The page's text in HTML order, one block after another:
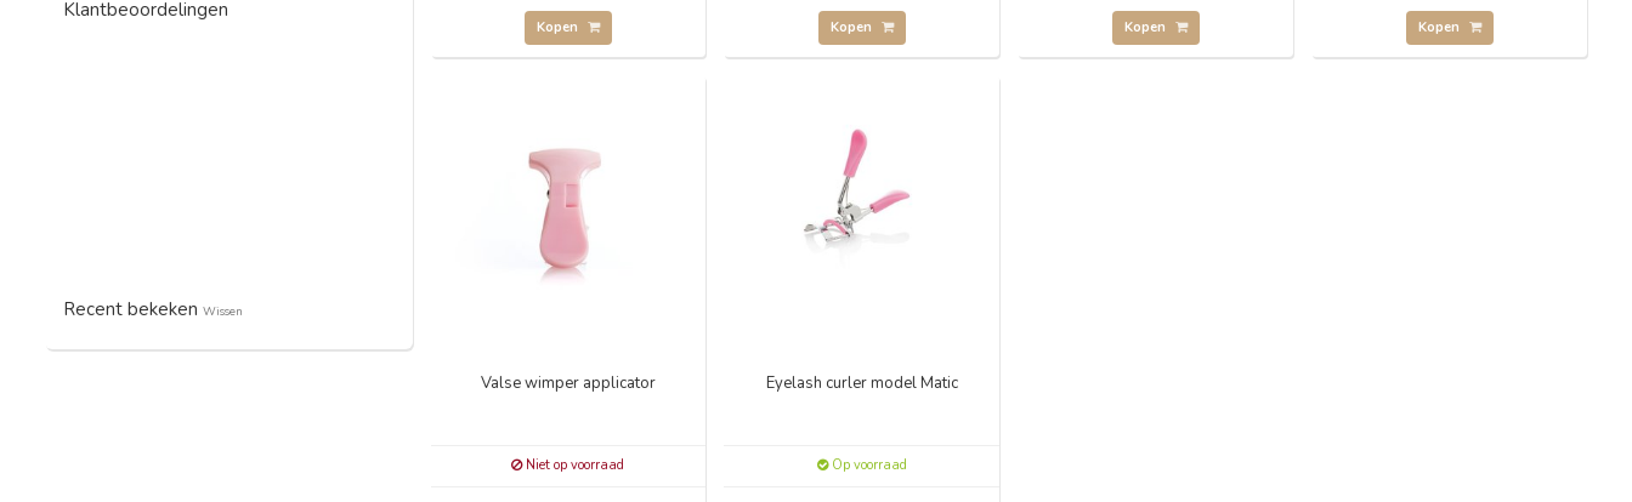
Klantbeoordelingen
Recent bekeken Wissen
Kopen Kopen Kopen Kopen
Valse wimper applicator
Niet op voorraad
Eyelash curler model Matic
Op voorraad